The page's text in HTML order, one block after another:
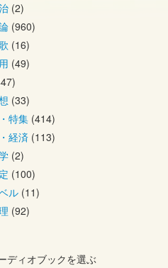
(2)
(960)
(16)
(49)
(33)
特集 (414)
経済 (113)
(2)
(100)
ル (11)
(92)
ディオブックを選ぶ